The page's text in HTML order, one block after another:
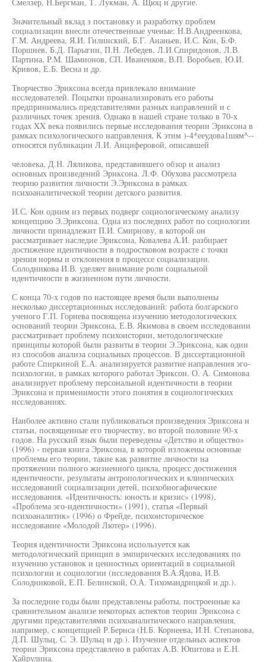
Значительный вклад з постановку и разработку проблем
социализации внесли отечественные ученые: Н.В.Андреенкова,
Г.М. Андреева, Я.И. Гилинский, Б.Г. Ананьев, И.С. Кон, Б.Ф.
Поршнев, Б.Д. Парыгин, П.Н. Лебедев, Л.И.Спиридонов, Л.В.
Партина, P.M. Шамионов, СП. Иваненков, В.П. Воробьев, Ю.И.
Кривов, Е.Б. Весна и др.
Творчество Эриксона всегда привлекало внимание
исследователей. Поцытки проанализировать его работы
предпринимались представителями разных направлений и с
различных точек зрения. Однако в нашей стране только в 70-х
годах XX века появились первые исследования теории Эриксона в
рамках психологического направления, К этим )-4*ееудова1шям^--
относятся публикации Л.И. Анциферовой, описавшей
человека, Д.Н. Ляликова, представившего обзор и анализ
основных произведений Эриксона. Л.Ф. Обухова рассмотрела
теорию развития личности Э.Эриксона в рамках
психоаналитической теории детского развития.
И.С. Кон одним из первых подверг социологическому анализу
концепцию Э.Эриксона. Одна из последних работ по социологии
личности принадлежит П.И. Смирнову, в которой он
рассматривает наследие Эриксона, Ковалева А.И. разбирает
достижение идентичности в подростковом возрасте с точки
зрения нормы и отклонения в процессе социализации.
Солодникова И.В. уделяет внимание роли социальной
идентичности в жизненном пути личности.
С конца 70-х годов по настоящее время были выполнены
несколько диссертационных исследований: работа болгарского
ученого Г.П. Горнева посвящена изучению методологических
оснований теории Эриксона, Е.В. Якимова в своем исследовании
рассматривает проблему психоистории, методологические
принципы которой были развиты в теории Э.Эриксона, как один
из способов анализа социальных процессов. В диссертационной
работе Спиркиной Е.А. анализируется развитие направления эго-
психологии, в рамках которого работал Эриксон. О. А. Симонова
анализирует проблему персональной идентичности в теории
Эриксона и применимости этого понятия в социологических
исследованиях.
Наиболее активно стали публиковаться произведения Эриксона и
статьи, посвященные его творчеству, во второй половине 90-х
годов. На русский язык были переведены «Детство и общество»
(1996) - первая книга Эриксона, в которой изложены основные
проблемы его теории, такие как развитие личности на
протяжении полного жизненного цикла, процесс достижения
идентичности, результаты антропологических и клинических
исследований социализации детей, психобиогафические
исследования. «Идентичность: юность и кризис» (1998),
«Проблема эго-идентичности» (1991), статья «Первый
психоаналитик» (1996) о Фрейде, психоисторическое
исследование «Молодой Лютер» (1996).
Теория идентичности Эриксона используется как
методологический принцип в эмпирических исследованиях по
изучению установок и ценностных ориентаций в социальной
психологии и социологии (исследования В.А.Ядова, И.В.
Солодниковой, Е.П. Белинской, О.А. Тихомандрицкой и др.).
За последние годы были представлены работы, построенные ка
сравнительном анализе некоторых аспектов теории Эриксона с
другими представителями психоаналитического направления,
например, с концепцией Р.Бернса (Н.Б. Корнеева, И.Н. Степанова,
Д.П. Шульц, С. Э. Шульц и др.). Изучение отдельных аспектов
теории Эриксона представлено в работах А.В. Юпитова и Е.Н.
Хайрулина.